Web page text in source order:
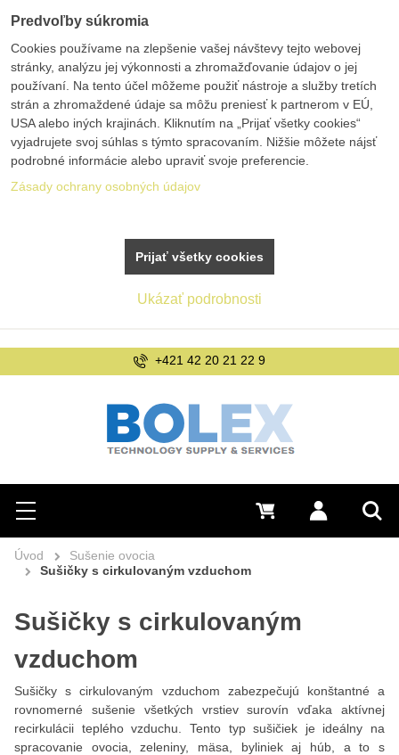
Hľadať
Menu Prihlásiť sa
0 €
+421 42 20 21 22 9
Úvod
Sušenie ovocia
Sušičky s cirkulovaným vzduchom
Sušičky s cirkulovaným
vzduchom
Sušičky s cirkulovaným vzduchom zabezpečujú konštantné a
rovnomerné sušenie všetkých vrstiev surovín vďaka aktívnej
recirkulácii teplého vzduchu. Tento typ sušičiek je ideálny na
spracovanie ovocia, zeleniny, mäsa, byliniek aj húb, a to s
Predvoľby súkromia
Cookies používame na zlepšenie vašej návštevy tejto webovej
stránky, analýzu jej výkonnosti a zhromažďovanie údajov o jej
používaní. Na tento účel môžeme použiť nástroje a služby tretích
strán a zhromaždené údaje sa môžu preniesť k partnerom v EÚ,
USA alebo iných krajinách. Kliknutím na „Prijať všetky cookies“
vyjadrujete svoj súhlas s týmto spracovaním. Nižšie môžete nájsť
podrobné informácie alebo upraviť svoje preferencie.
Zásady ochrany osobných údajov
Ukázať podrobnosti
Prijať všetky cookies